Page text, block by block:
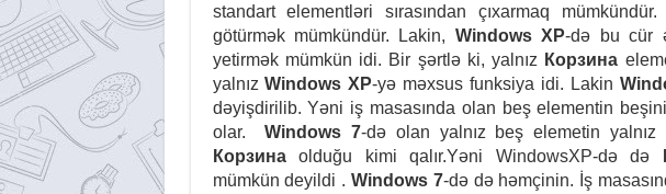
standart elementləri sırasından çıxarmaq
götürmək mümkündür. Lakin, Windows XP-də bu cür
yetirmək mümkün idi. Bir şərtlə ki, yalnız Корзина
yalnızWindows XP-yə məxsus funksiya idi. Lakin
dəyişdirilib. Yəni iş masasında olan beş elementin
olar.Windows 7-də olan yalnız beş elemetin yalnız
Корзинаolduğu kimi qalır.Yəni WindowsXP-də də
mümkün deyildi . Windows 7-də də həmçinin. İş